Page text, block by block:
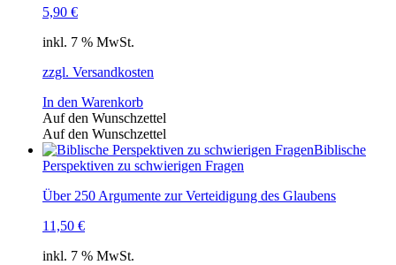
5,90 €
inkl. 7 % MwSt.
zzgl. Versandkosten
In den Warenkorb
Auf den Wunschzettel
Auf den Wunschzettel
Biblische
Perspektiven zu schwierigen Fragen
Über 250 Argumente zur Verteidigung des Glaubens
11,50 €
inkl. 7 % MwSt.